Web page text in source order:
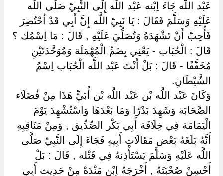
عَبْد اللَّه جَاءَ اِبْنه عَبْد اللَّه إِلَى النَّبِيّ صَلَّى اللَّه
عَلَيْهِ وَسَلَّمَ فَقَالَ : يَا نَبِيّ اللَّه إِنَّ أَبِي قَدْ اُحْتُضِرَ
فَأُحِبّ أَنْ تَشْهَدَهُ وَتُصَلِّيَ عَلَيْهِ , قَالَ : مَا اِسْمُك ؟
قَالَ : الْحُبَاب - يَعْنِي بِضَمِّ الْمُهْمَلَة وَمُوَحَّدَتَيْنِ
مُخَفَّفًا - قَالَ : بَلْ أَنْتَ عَبْد اللَّه الْحُبَاب اِسْمُ
الشَّيْطَانِ.
وَكَانَ عَبْد اللَّه بْن عَبْد اللَّه بْن أُبَيٍّ هَذَا مِنْ فُضَلَاء
الصَّحَابَة وَشَهِدَ بَدْرًا وَمَا بَعْدَهَا وَاسْتُشْهِدَ يَوْمَ
الْيَمَامَة فِي خِلَافَة أَبِي بَكْر الصِّدِّيق , وَمِنْ مَنَاقِبِهِ
أَنَّهُ بَلَغَهُ بَعْض مَقَالَات أَبِيهِ فَجَاءَ إِلَى النَّبِيّ صَلَّى
اللَّه عَلَيْهِ وَسَلَّمَ يَسْتَأْذِنهُ فِي قَتْله , قَالَ : بَلْ
أَحْسِنْ صُحْبَتَهُ , أَخْرَجَهُ اِبْن مَنْدَهْ مِنْ حَدِيث أَبِي